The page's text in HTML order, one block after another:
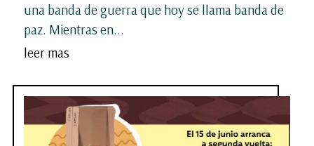
una banda de guerra que hoy se llama banda de
paz. Mientras en...
leer mas